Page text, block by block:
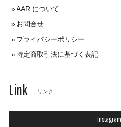
AAR について
お問合せ
プライバシーポリシー
特定商取引法に基づく表記
Link リンク
Instagram